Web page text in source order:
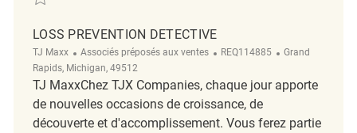
LOSS PREVENTION DETECTIVE
TJ Maxx Catégorie
Associés préposés aux ventes ReqId
REQ114885 Emplacement
Grand
Rapids, Michigan, 49512
TJ MaxxChez TJX Companies, chaque jour apporte
de nouvelles occasions de croissance, de
découverte et d'accomplissement. Vous ferez partie